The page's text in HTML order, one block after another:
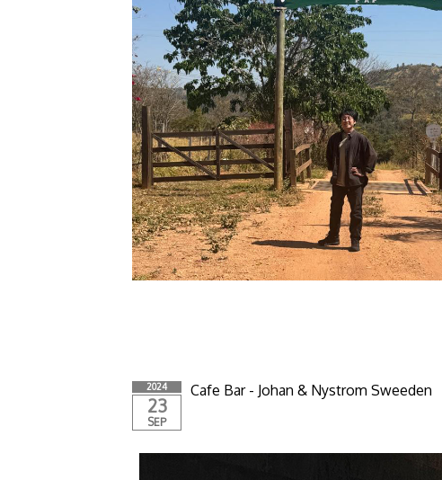
2024
23
SEP
Cafe Bar - Johan & Nystrom Sweeden